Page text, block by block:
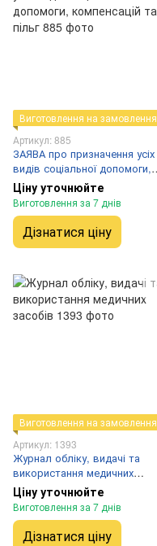
Виготовлення на замовлення
Артикул: 885
ЗАЯВА про призначення усіх
видів соціальної допомоги,
компенсацій та пільг
Ціну уточнюйте
Виготовлення за 7 днів
Дізнатися ціну
Виготовлення на замовлення
Артикул: 1393
Журнал обліку, видачі та
використання медичних
засобів
Ціну уточнюйте
Виготовлення за 7 днів
Дізнатися ціну